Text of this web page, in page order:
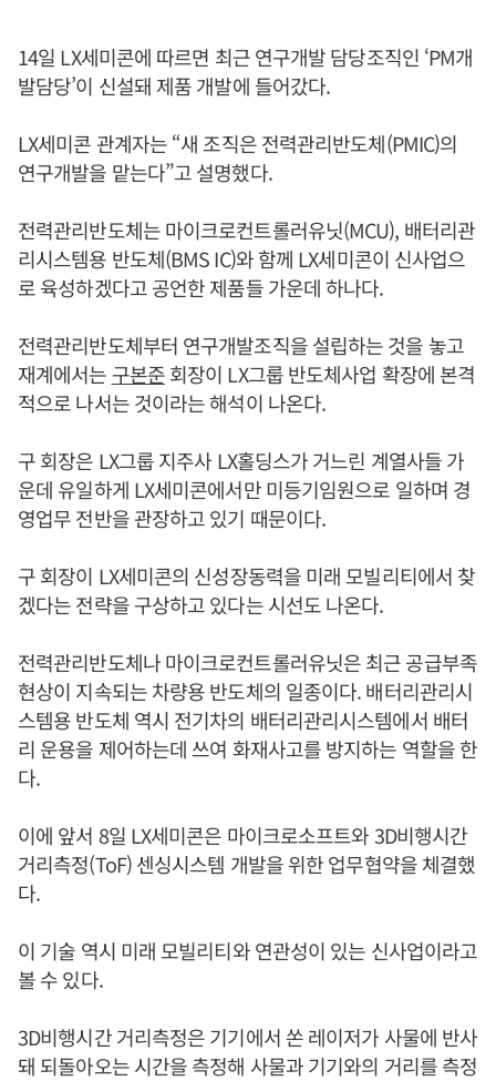
14일 LX세미콘에 따르면 최근 연구개발 담당조직인 ‘PM개
발담당’이 신설돼 제품 개발에 들어갔다.
LX세미콘 관계자는 “새 조직은 전력관리반도체(PMIC)의
연구개발을 맡는다”고 설명했다.
전력관리반도체는 마이크로컨트롤러유닛(MCU), 배터리관
리시스템용 반도체(BMS IC)와 함께 LX세미콘이 신사업으
로 육성하겠다고 공언한 제품들 가운데 하나다.
전력관리반도체부터 연구개발조직을 설립하는 것을 놓고
재계에서는 구본준회장이 LX그룹 반도체사업 확장에 본격
적으로 나서는 것이라는 해석이 나온다.
구 회장은 LX그룹 지주사 LX홀딩스가 거느린 계열사들 가
운데 유일하게 LX세미콘에서만 미등기임원으로 일하며 경
영업무 전반을 관장하고 있기 때문이다.
구 회장이 LX세미콘의 신성장동력을 미래 모빌리티에서 찾
겠다는 전략을 구상하고 있다는 시선도 나온다.
전력관리반도체나 마이크로컨트롤러유닛은 최근 공급부족
현상이 지속되는 차량용 반도체의 일종이다. 배터리관리시
스템용 반도체 역시 전기차의 배터리관리시스템에서 배터
리 운용을 제어하는데 쓰여 화재사고를 방지하는 역할을 한
다.
이에 앞서 8일 LX세미콘은 마이크로소프트와 3D비행시간
거리측정(ToF) 센싱시스템 개발을 위한 업무협약을 체결했
다.
이 기술 역시 미래 모빌리티와 연관성이 있는 신사업이라고
볼 수 있다.
3D비행시간 거리측정은 기기에서 쏜 레이저가 사물에 반사
돼 되돌아오는 시간을 측정해 사물과 기기와의 거리를 측정